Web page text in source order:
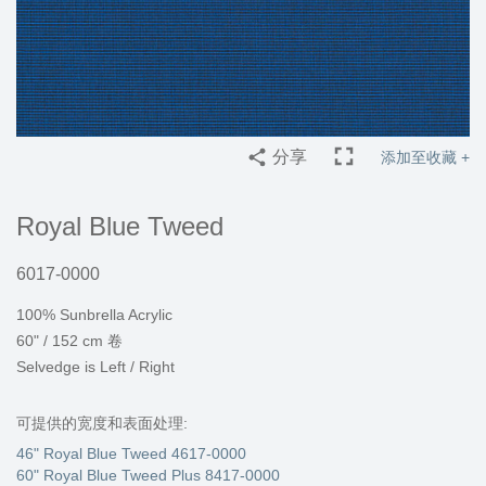
分享 添加至收藏 +
Royal Blue Tweed
6017-0000
100% Sunbrella Acrylic
60" / 152 cm 卷
Selvedge is Left / Right
可提供的宽度和表面处理:
46" Royal Blue Tweed 4617-0000
60" Royal Blue Tweed Plus 8417-0000